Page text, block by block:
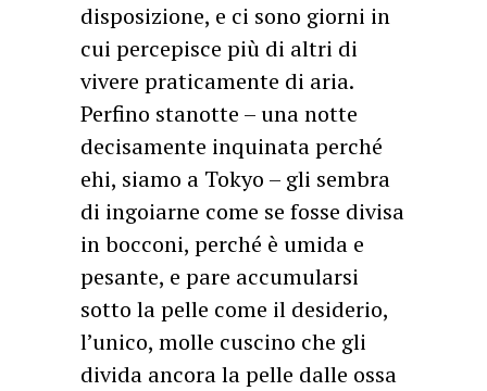
disposizione, e ci sono giorni in
cui percepisce più di altri di
vivere praticamente di aria.
Perfino stanotte – una notte
decisamente inquinata perché
ehi, siamo a Tokyo – gli sembra
di ingoiarne come se fosse divisa
in bocconi, perché è umida e
pesante, e pare accumularsi
sotto la pelle come il desiderio,
l’unico, molle cuscino che gli
divida ancora la pelle dalle ossa